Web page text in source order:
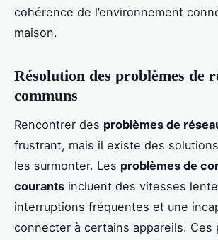
cohérence de l’environnement
maison.
Résolution des problèmes de
communs
Rencontrer des problèmes de
frustrant, mais il existe des
les surmonter. Les problèmes de
courants incluent des vitesses
interruptions fréquentes et une
connecter à certains appareils. Ces